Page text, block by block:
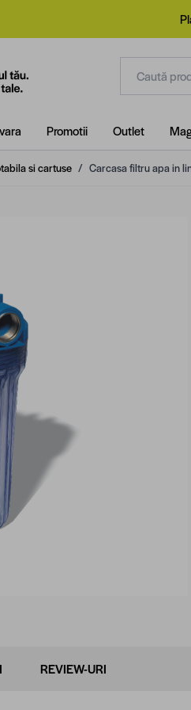
Promotii Outlet
si cartuse / Carcasa filtru apa in
REVIEW-URI